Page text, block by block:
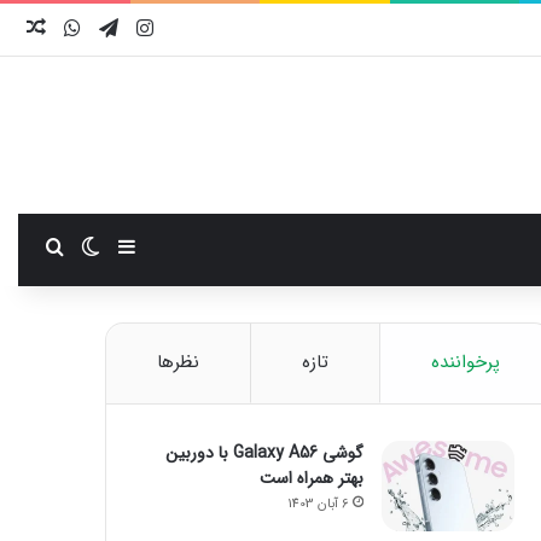
اینستاگرام
تلگرام واتس
سایدبارتغییر
پرخواننده تازه نظرها
گوشی Galaxy A56 با دوربین
بهتر همراه است
6 آبان 1403